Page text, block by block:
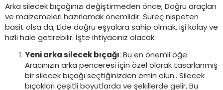
Arka silecek bıçağınızı değiştirmeden önce, Doğru araçları
ve malzemeleri hazırlamak önemlidir. Süreç nispeten
basit olsa da, Elde doğru eşyalara sahip olmak, işi kolay ve
hızlı hale getirebilir. İşte ihtiyacınız olacak:
Yeni arka silecek bıçağı: Bu en önemli öğe.
Aracınızın arka penceresi için özel olarak tasarlanmış
bir silecek bıçağı seçtiğinizden emin olun.. Silecek
bıçakları çeşitli boyutlarda ve şekillerde gelir, Bu